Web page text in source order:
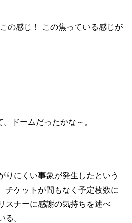
の感じ！ この焦っている感じが
ドームだったかな～。
りにくい事象が発生したという
チケットが間もなく予定枚数に
スナーに感謝の気持ちを述べ
。